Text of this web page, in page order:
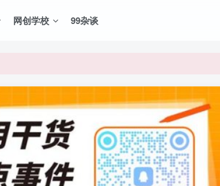
网创学校 99杂谈
、创业教程、网络营销教程、自媒体短视频教程等，长